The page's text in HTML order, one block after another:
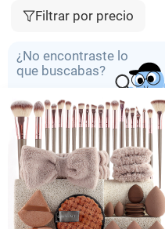
Filtrar por precio
¿No encontraste lo
que buscabas?